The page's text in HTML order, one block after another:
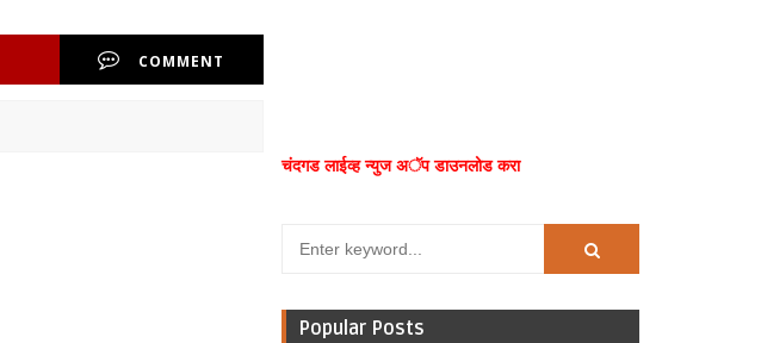
COMMENT
चंदगड लाईव्ह न्युज अॅप डाउनलोड करा
Popular Posts